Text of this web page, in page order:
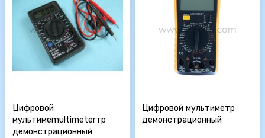
Цифровой
мультимеmultimeterтр
демонстрационный
Цифровой мультиметр
демонстрационный